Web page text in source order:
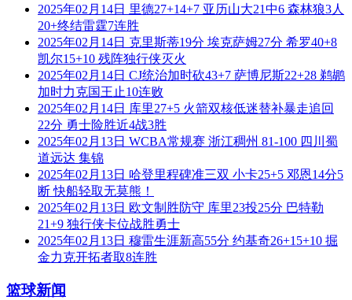
2025年02月14日 里德27+14+7 亚历山大21中6 森林狼3人
20+终结雷霆7连胜
2025年02月14日 克里斯蒂19分 埃克萨姆27分 希罗40+8
凯尔15+10 残阵独行侠灭火
2025年02月14日 CJ统治加时砍43+7 萨博尼斯22+28 鹈鹕
加时力克国王止10连败
2025年02月14日 库里27+5 火箭双核低迷替补暴走追回
22分 勇士险胜近4战3胜
2025年02月13日 WCBA常规赛 浙江稠州 81-100 四川蜀
道远达 集锦
2025年02月13日 哈登里程碑准三双 小卡25+5 邓恩14分5
断 快船轻取无莫熊！
2025年02月13日 欧文制胜防守 库里23投25分 巴特勒
21+9 独行侠卡位战胜勇士
2025年02月13日 穆雷生涯新高55分 约基奇26+15+10 掘
金力克开拓者取8连胜
篮球新闻